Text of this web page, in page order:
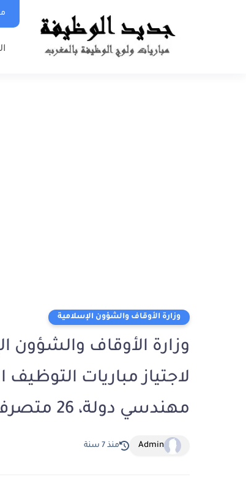
وزارة الأوقاف والشؤون الإسلامية
وزارة الأوقاف والشؤون
مهندسي دولة، 26 متصرف و70 تقني)
Admin منذ 7 سنة